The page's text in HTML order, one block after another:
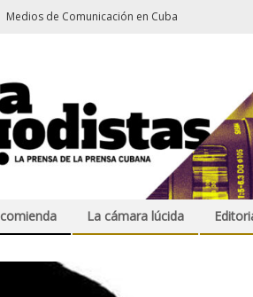
Medios de Comunicación en Cuba
La cámara lúcida